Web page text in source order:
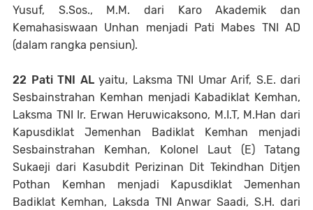
Yusuf, S.Sos., M.M. dari Karo Akademik dan
Kemahasiswaan Unhan menjadi Pati Mabes TNI AD
(dalam rangka pensiun).
22 Pati TNI ALyaitu, Laksma TNI Umar Arif, S.E. dari
Sesbainstrahan Kemhan menjadi Kabadiklat Kemhan,
Laksma TNI Ir. Erwan Heruwicaksono, M.I.T, M.Han dari
Kapusdiklat Jemenhan Badiklat Kemhan menjadi
Sesbainstrahan Kemhan, Kolonel Laut (E) Tatang
Sukaeji dari Kasubdit Perizinan Dit Tekindhan Ditjen
Pothan Kemhan menjadi Kapusdiklat Jemenhan
Badiklat Kemhan, Laksda TNI Anwar Saadi, S.H. dari